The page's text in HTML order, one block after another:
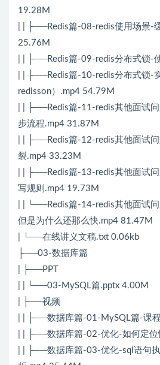
19.28M
| | ├──Redis篇-08-redis使用场景-
25.76M
| | ├──Redis篇-09-redis分布式锁-
| | ├──Redis篇-10-redis分布式锁-
redisson）.mp4 54.79M
| | ├──Redis篇-11-redis其他面试
步流程.mp4 31.87M
| | ├──Redis篇-12-redis其他面试
裂.mp4 33.23M
| | ├──Redis篇-13-redis其他面试
写规则.mp4 19.73M
| | └──Redis篇-14-redis其他面试
但是为什么还那么快.mp4 81.47M
| └──在线讲义文稿.txt 0.06kb
├──03-数据库篇
| ├──PPT
| | └──03-MySQL篇.pptx 4.00M
| ├──视频
| | ├──数据库篇-01-MySQL篇-课
| | ├──数据库篇-02-优化-如何定
| | ├──数据库篇-03-优化-sql语句